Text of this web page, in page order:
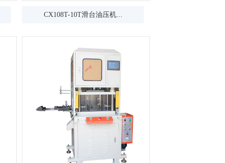
CX108T-10T滑台油压机...